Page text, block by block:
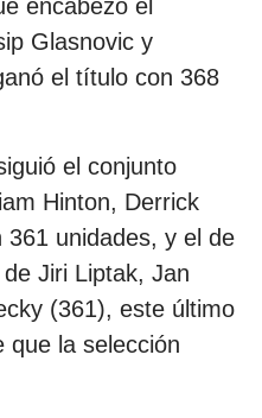
encabezó el
Glasnovic y
el título con 368
el conjunto
Hinton, Derrick
361 unidades, y el de
Jiri Liptak, Jan
(361), este último
que la selección